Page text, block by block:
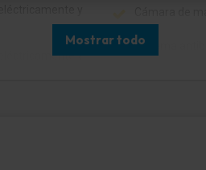
y
Sistema
Mostrar todo